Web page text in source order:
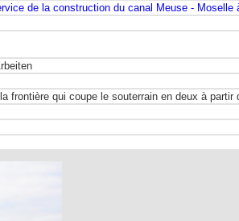
de la construction du canal Meuse - Moselle
frontière qui coupe le souterrain en deux à